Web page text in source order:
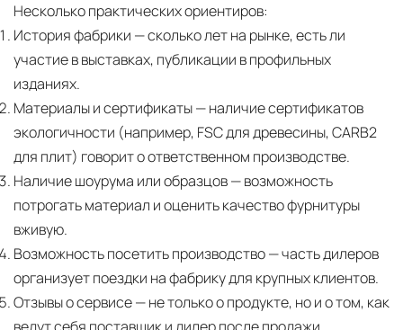
Несколько практических ориентиров:
История фабрики — сколько лет на рынке, есть ли
участие в выставках, публикации в профильных
изданиях.
Материалы и сертификаты— наличие сертификатов
экологичности (например, FSC для древесины, CARB2
для плит) говорит о ответственном производстве.
Наличие шоурума или образцов— возможность
потрогать материал и оценить качество фурнитуры
вживую.
Возможность посетить производство— часть дилеров
организует поездки на фабрику для крупных клиентов.
Отзывы о сервисе— не только о продукте, но и о том, как